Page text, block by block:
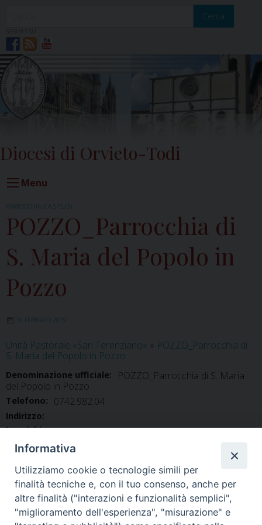
Cerca
Diocesi di Orvieto-Todi
Menu
PARROCCHIA (CA.515,/3)
POZZO_Parrocchia di
S. Maria del Popolo in
Pozzo
16 FEBBRAIO 2019
Unità Pastorale «San Terenziano» » POZZO_Parrocchia di
S. Maria del Popolo in Pozzo
Denominazione ufficiale:
POZZO_Parrocchia di S. Maria
del Popolo in Pozzo
Telefono: 0742.982.04
Indirizzo:
Incarichi
SARGENI DON MARCELLO
Informativa
Utilizziamo cookie o tecnologie simili per
finalità tecniche e, con il tuo consenso, anche per
altre finalità ("interazioni e funzionalità semplici",
"miglioramento dell'esperienza", "misurazione" e